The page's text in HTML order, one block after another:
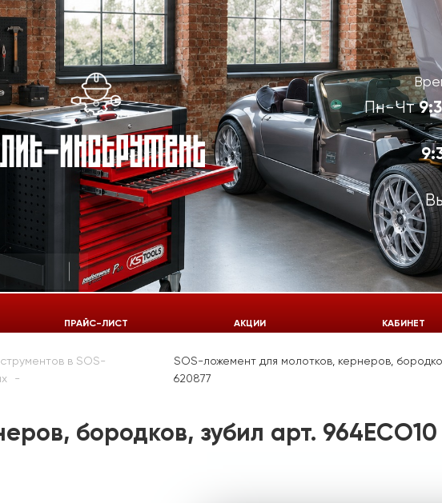
Пн-Чт
924-55-33
ПРАЙС-ЛИСТ АКЦИИ КАБИНЕТ
в SOS-
SOS-ложемент для молотков, кернеров,
620877
бородков, зубил арт. 964ECO10